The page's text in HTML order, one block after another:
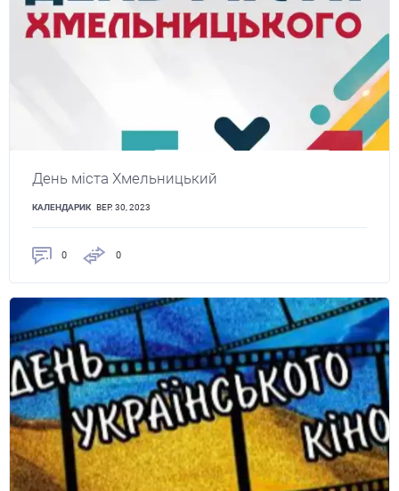
День міста Хмельницький
КАЛЕНДАРИК ВЕР. 30, 2023
0 0